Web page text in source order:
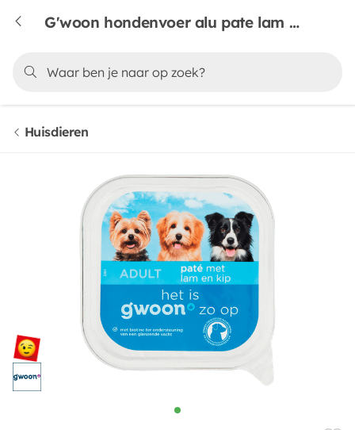
G'woon hondenvoer alu pate lam & kip
Huisdieren